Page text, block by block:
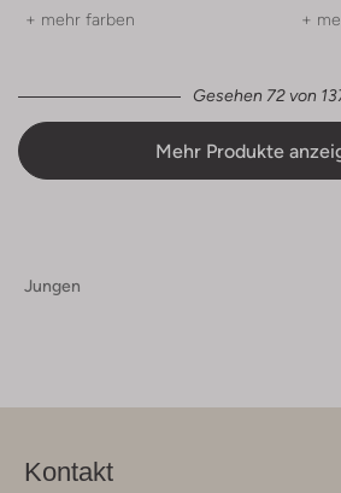
+ mehr farben +
Gesehen 72 von
Mehr Produkte
Jungen
Kontakt